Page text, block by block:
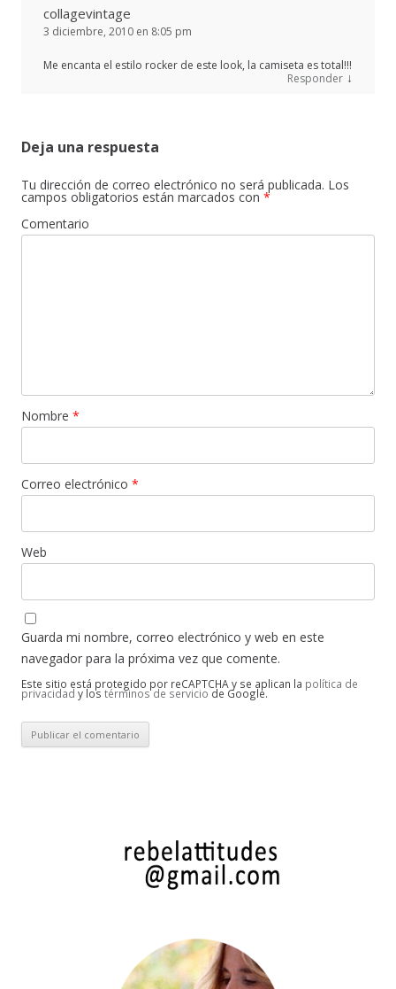
collagevintage
3 diciembre, 2010 en 8:05 pm
Me encanta el estilo rocker de este look, la camiseta es total!!!
Responder ↓
Deja una respuesta
Tu dirección de correo electrónico no será publicada. Los
campos obligatorios están marcados con *
Comentario
Nombre *
Correo electrónico *
Web
Guarda mi nombre, correo electrónico y web en este
navegador para la próxima vez que comente.
Este sitio está protegido por reCAPTCHA y se aplican la política de
privacidad y los términos de servicio de Google.